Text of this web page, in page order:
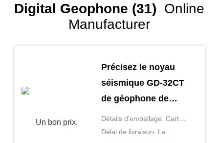
Digital Geophone (31) Online
Manufacturer
Précisez le noyau
séismique GD-32CT
de géophone de
Digital de methode
d'essai d'exploration
Détails d'emballage: Carton
(la taille est déterminée par
Délai de livraison: La